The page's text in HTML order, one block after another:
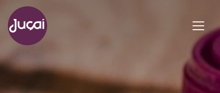
Main Navigation